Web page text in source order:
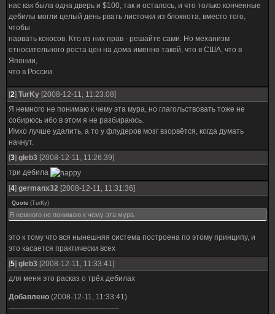
нас как была одна дверь и $100, так и осталось, и что только конченные
дебилы могли целый день рвать листочки из блокнота, вместо того,
чтобы
нарвать кокосов. Кто из них прав - решайте сами. Но механизм
относительного роста цен на дома именно такой, что в США, что в
Японии,
что в России.
[2] TurKy [2008-12-11, 11:23:08]
Я немного не понимаю к чему эта мура, но глагольствовать тоже не
собирюсь ибо в этом я не разбираюсь.
Имхо лучше удалить, а то у флудеров мозг взорвётся, когда думать
начнут.
[3] gleb3 [2008-12-11, 11:26:39]
три дебила
[4] germanx32 [2008-12-11, 11:31:36]
Quote (TurKy)
Я немного не понимаю к чему эта мура
это к тому что вся нынешняя система построена по этому принципу, и
это касается практически всех
[5] gleb3 [2008-12-11, 11:33:41]
для меня это расказ о трёх дебилах
Добавлено (2008-12-11, 11:33:41)
---------------------------------------------